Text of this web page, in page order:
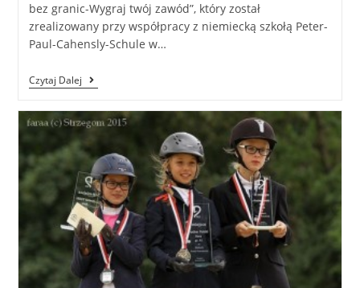
bez granic-Wygraj twój zawód”, który został
zrealizowany przy współpracy z niemiecką szkołą Peter-
Paul-Cahensly-Schule w…
Czytaj Dalej